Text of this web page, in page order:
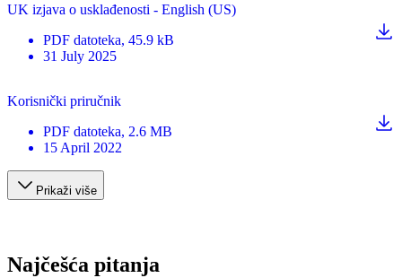
UK izjava o usklađenosti - English (US)
PDF datoteka, 45.9 kB
31 July 2025
Korisnički priručnik
PDF datoteka, 2.6 MB
15 April 2022
Prikaži više
Najčešća pitanja